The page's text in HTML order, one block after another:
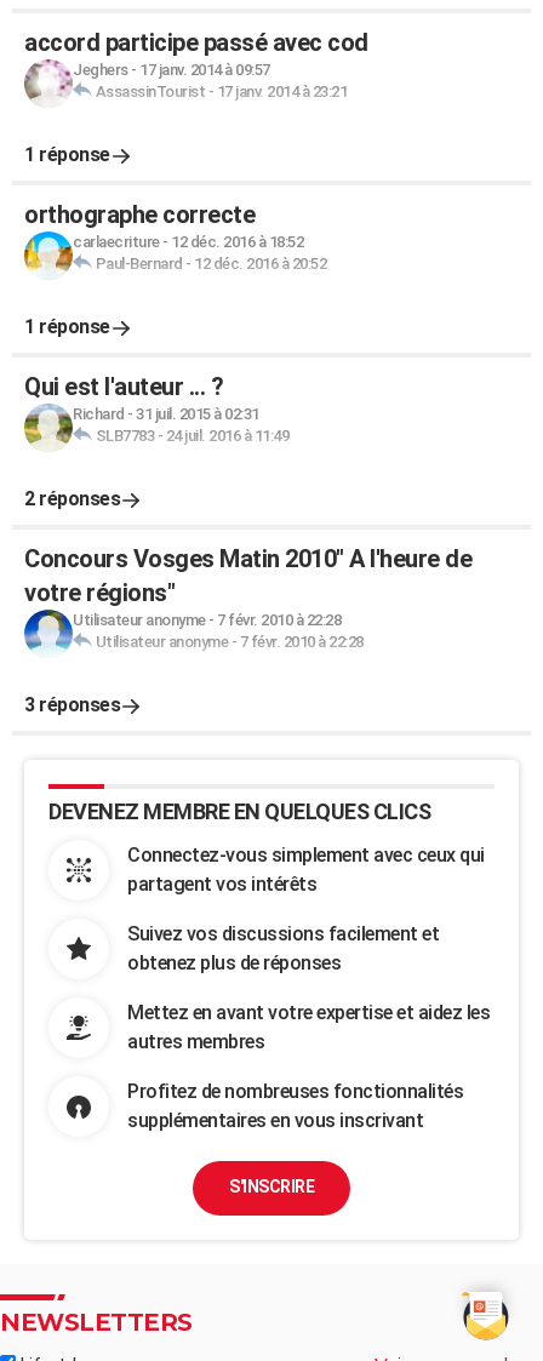
accord participe passé avec cod
Jeghers- 17 janv. 2014 à 09:57
AssassinTourist - 17 janv. 2014 à 23:21
1 réponse
orthographe correcte
carlaecriture- 12 déc. 2016 à 18:52
Paul-Bernard - 12 déc. 2016 à 20:52
1 réponse
Qui est l'auteur ... ?
Richard - 31 juil. 2015 à 02:31
SLB7783- 24 juil. 2016 à 11:49
2 réponses
Concours Vosges Matin 2010" A l'heure de
votre régions"
Utilisateur anonyme- 7 févr. 2010 à 22:28
Utilisateur anonyme- 7 févr. 2010 à 22:28
3 réponses
DEVENEZ MEMBRE EN QUELQUES CLICS
Connectez-vous simplement avec ceux qui
partagent vos intérêts
Suivez vos discussions facilement et
obtenez plus de réponses
Mettez en avant votre expertise et aidez les
autres membres
Profitez de nombreuses fonctionnalités
supplémentaires en vous inscrivant
S'INSCRIRE
NEWSLETTERS